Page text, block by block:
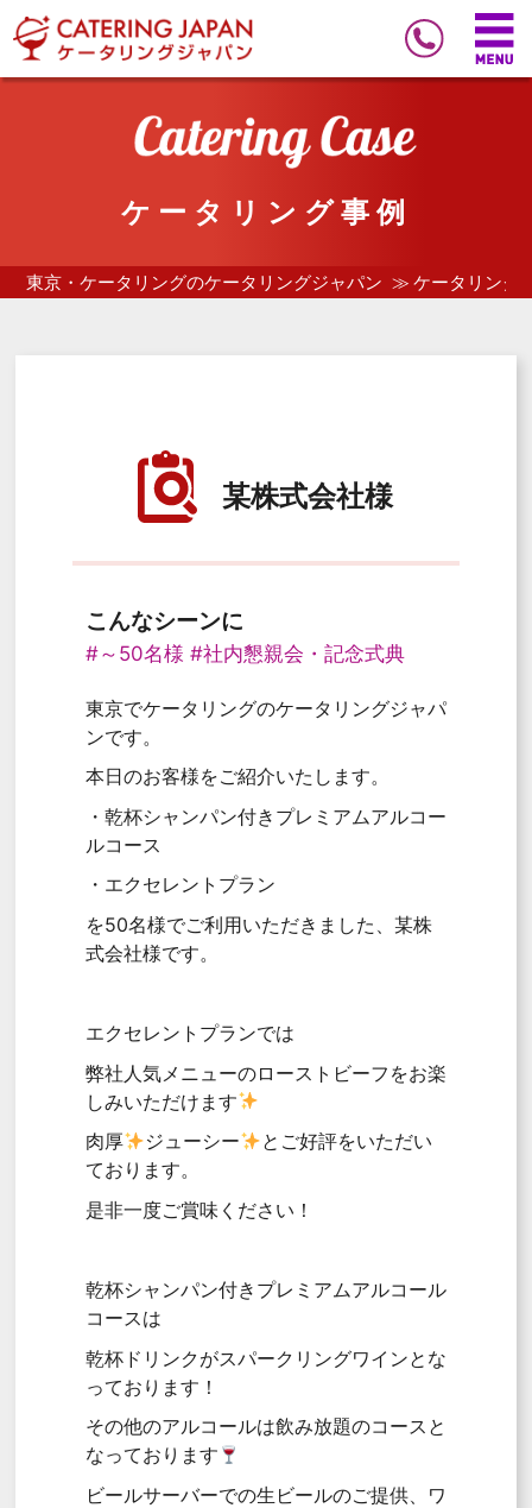
ケータリング事例
東京・ケータリングのケータリングジャパン ケータリング
某株式会社様
こんなシーンに
#～50名様 #社内懇親会・記念式典
東京でケータリングのケータリングジャパ
ンです。
本日のお客様をご紹介いたします。
・乾杯シャンパン付きプレミアムアルコー
ルコース
・エクセレントプラン
を50名様でご利用いただきました、某株
式会社様です。
エクセレントプランでは
弊社人気メニューのローストビーフをお楽
しみいただけます
肉厚
ジューシー
とご好評をいただい
ております。
是非一度ご賞味ください！
乾杯シャンパン付きプレミアムアルコール
コースは
乾杯ドリンクがスパークリングワインとな
っております！
その他のアルコールは飲み放題のコースと
なっております
ビールサーバーでの生ビールのご提供、ワ